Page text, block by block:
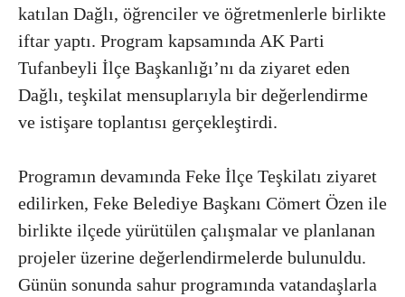
katılan Dağlı, öğrenciler ve öğretmenlerle birlikte
iftar yaptı. Program kapsamında AK Parti
Tufanbeyli İlçe Başkanlığı’nı da ziyaret eden
Dağlı, teşkilat mensuplarıyla bir değerlendirme
ve istişare toplantısı gerçekleştirdi.
Programın devamında Feke İlçe Teşkilatı ziyaret
edilirken, Feke Belediye Başkanı Cömert Özen ile
birlikte ilçede yürütülen çalışmalar ve planlanan
projeler üzerine değerlendirmelerde bulunuldu.
Günün sonunda sahur programında vatandaşlarla